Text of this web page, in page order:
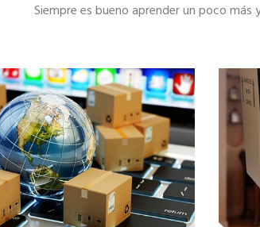
Siempre es bueno aprender un poco